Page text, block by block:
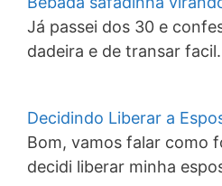
Já passei dos 30 e
dadeira e de transar
Decidindo Liberar a
Bom, vamos falar como
decidi liberar minha